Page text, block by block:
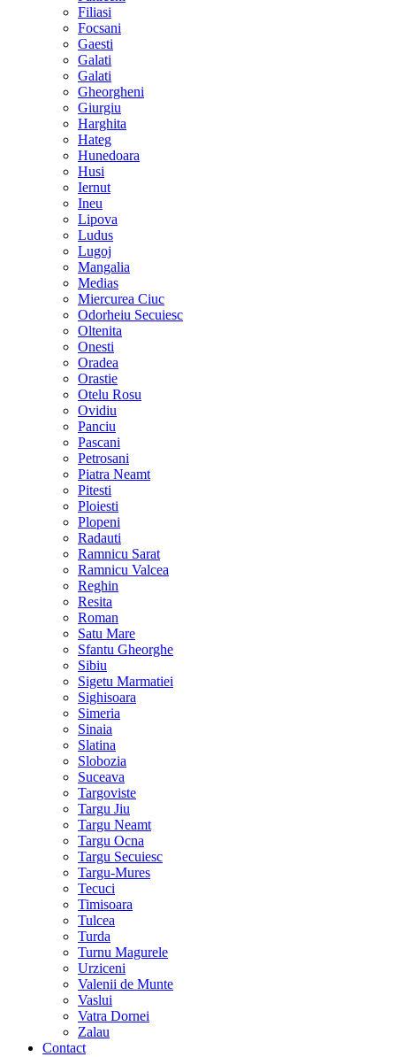
Filiasi
Focsani
Gaesti
Galati
Galati
Gheorgheni
Giurgiu
Harghita
Hateg
Hunedoara
Husi
Iernut
Ineu
Lipova
Ludus
Lugoj
Mangalia
Medias
Miercurea Ciuc
Odorheiu Secuiesc
Oltenita
Onesti
Oradea
Orastie
Otelu Rosu
Ovidiu
Panciu
Pascani
Petrosani
Piatra Neamt
Pitesti
Ploiesti
Plopeni
Radauti
Ramnicu Sarat
Ramnicu Valcea
Reghin
Resita
Roman
Satu Mare
Sfantu Gheorghe
Sibiu
Sigetu Marmatiei
Sighisoara
Simeria
Sinaia
Slatina
Slobozia
Suceava
Targoviste
Targu Jiu
Targu Neamt
Targu Ocna
Targu Secuiesc
Targu-Mures
Tecuci
Timisoara
Tulcea
Turda
Turnu Magurele
Urziceni
Valenii de Munte
Vaslui
Vatra Dornei
Zalau
Contact